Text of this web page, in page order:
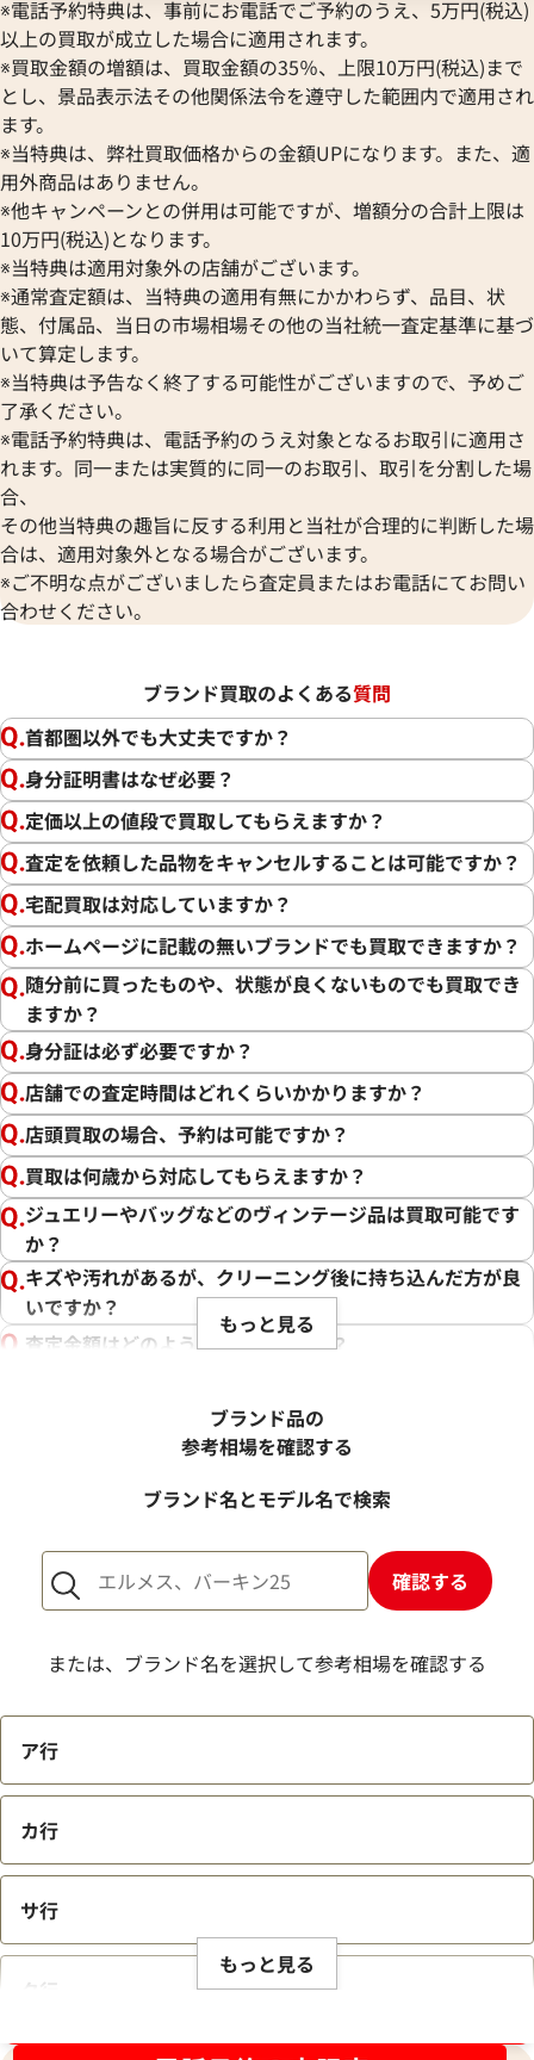
※電話予約特典は、事前にお電話でご予約のうえ、5万円(税込)
以上の買取が成立した場合に適用されます。
※買取金額の増額は、買取金額の35％、上限10万円(税込)まで
とし、景品表示法その他関係法令を遵守した範囲内で適用され
ます。
※当特典は、弊社買取価格からの金額UPになります。また、適
用外商品はありません。
※他キャンペーンとの併用は可能ですが、増額分の合計上限は
10万円(税込)となります。
※当特典は適用対象外の店舗がございます。
※通常査定額は、当特典の適用有無にかかわらず、品目、状
態、付属品、当日の市場相場その他の当社統一査定基準に基づ
いて算定します。
※当特典は予告なく終了する可能性がございますので、予めご
了承ください。
※電話予約特典は、電話予約のうえ対象となるお取引に適用さ
れます。同一または実質的に同一のお取引、取引を分割した場
合、
その他当特典の趣旨に反する利用と当社が合理的に判断した場
合は、適用対象外となる場合がございます。
※ご不明な点がございましたら査定員またはお電話にてお問い
合わせください。
ブランド買取のよくある質問
首都圏以外でも大丈夫ですか？
身分証明書はなぜ必要？
定価以上の値段で買取してもらえますか？
査定を依頼した品物をキャンセルすることは可能ですか？
宅配買取は対応していますか？
ホームページに記載の無いブランドでも買取できますか？
随分前に買ったものや、状態が良くないものでも買取でき
ますか？
身分証は必ず必要ですか？
店舗での査定時間はどれくらいかかりますか？
店頭買取の場合、予約は可能ですか？
買取は何歳から対応してもらえますか？
ジュエリーやバッグなどのヴィンテージ品は買取可能です
か？
キズや汚れがあるが、クリーニング後に持ち込んだ方が良
いですか？
査定金額はどのように決まりますか？
売却するか悩んでいるのですが、査定だけお願いできます
1点からでも査定できますか？
もっと見る
ブランド品の
参考相場を確認する
ブランド名とモデル名で検索
確認する
または、ブランド名を選択して参考相場を確認する
ア行
カ行
サ行
タ行
もっと見る